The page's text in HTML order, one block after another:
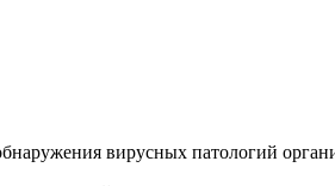
вирусных патологий